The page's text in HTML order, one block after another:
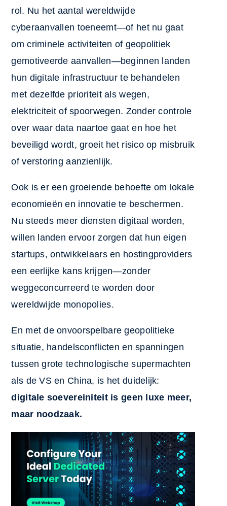
rol. Nu het aantal wereldwijde
cyberaanvallen toeneemt—of het nu gaat
om criminele activiteiten of geopolitiek
gemotiveerde aanvallen—beginnen landen
hun digitale infrastructuur te behandelen
met dezelfde prioriteit als wegen,
elektriciteit of spoorwegen. Zonder controle
over waar data naartoe gaat en hoe het
beveiligd wordt, groeit het risico op misbruik
of verstoring aanzienlijk.
Ook is er een groeiende behoefte om lokale
economieën en innovatie te beschermen.
Nu steeds meer diensten digitaal worden,
willen landen ervoor zorgen dat hun eigen
startups, ontwikkelaars en hostingproviders
een eerlijke kans krijgen—zonder
weggeconcurreerd te worden door
wereldwijde monopolies.
En met de onvoorspelbare geopolitieke
situatie, handelsconflicten en spanningen
tussen grote technologische supermachten
als de VS en China, is het duidelijk:
digitale soevereiniteit is geen luxe meer,
maar noodzaak.